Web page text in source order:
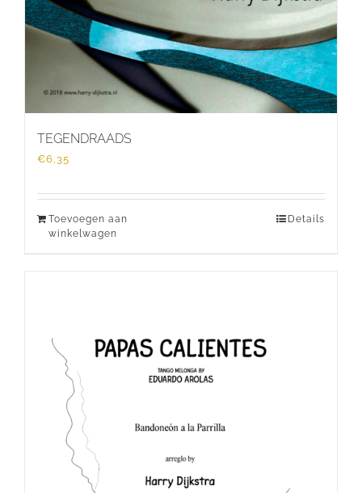
TEGENDRAADS
€6,35
Toevoegen aan
winkelwagen
Details